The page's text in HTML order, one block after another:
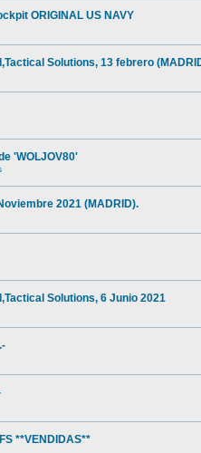
ORIGINAL US NAVY
Solutions, 13 febrero
'WOLJOV80'
2021 (MADRID).
Solutions, 6 Junio 2021
**VENDIDAS**